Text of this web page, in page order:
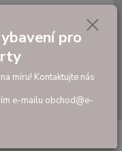
Hledat
0,00 Kč
ROYAL
pro
míru! Kontaktujte nás
e-mailu obchod@e-